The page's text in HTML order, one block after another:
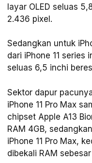
layar OLED seluas
2.436 pixel.
Sedangkan untuk
dari iPhone 11 series
seluas 6,5 inchi
Sektor dapur
iPhone 11 Pro Max
chipset Apple A13
RAM 4GB,
iPhone 11 Pro Max,
dibekali RAM sebesar